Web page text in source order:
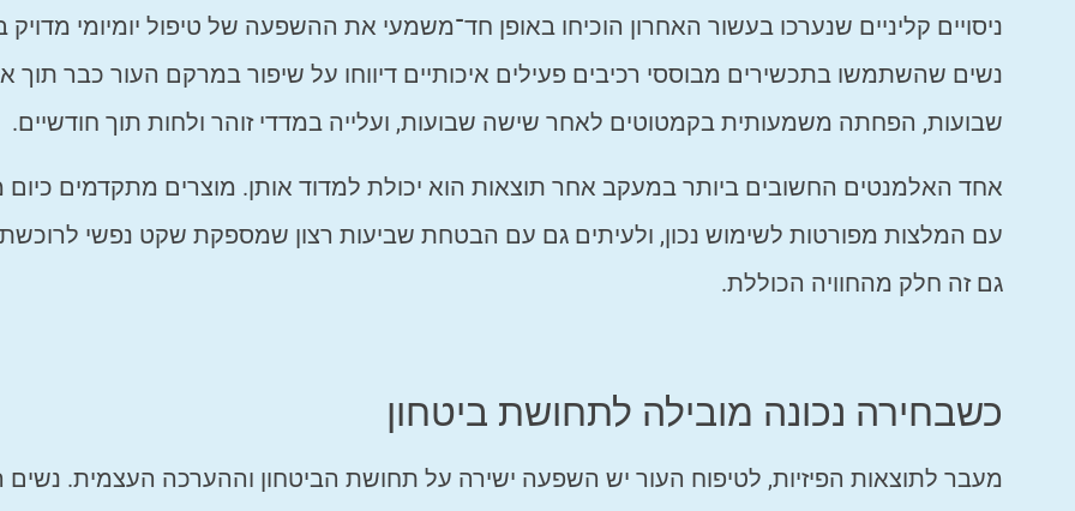
ניסויים קליניים שנערכו בעשור האחרון הוכיחו באופן חד־משמעי את ההשפעה של טיפול יומיומי מדויק
נשים שהשתמשו בתכשירים מבוססי רכיבים פעילים איכותיים דיווחו על שיפור במרקם העור כבר תוך
שבועות, הפחתה משמעותית בקמטוטים לאחר שישה שבועות, ועלייה במדדי זוהר ולחות תוך חודשיים.
אחד האלמנטים החשובים ביותר במעקב אחר תוצאות הוא יכולת למדוד אותן. מוצרים מתקדמים כיום
עם המלצות מפורטות לשימוש נכון, ולעיתים גם עם הבטחת שביעות רצון שמספקת שקט נפשי
גם זה חלק מהחוויה הכוללת.
כשבחירה נכונה מובילה לתחושת ביטחון
מעבר לתוצאות הפיזיות, לטיפוח העור יש השפעה ישירה על תחושת הביטחון וההערכה העצמית. נשים